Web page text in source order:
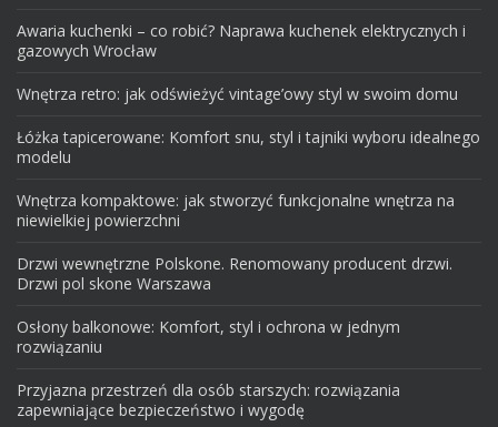
Awaria kuchenki – co robić? Naprawa kuchenek elektrycznych i
gazowych Wrocław
Wnętrza retro: jak odświeżyć vintage’owy styl w swoim domu
Łóżka tapicerowane: Komfort snu, styl i tajniki wyboru idealnego
modelu
Wnętrza kompaktowe: jak stworzyć funkcjonalne wnętrza na
niewielkiej powierzchni
Drzwi wewnętrzne Polskone. Renomowany producent drzwi.
Drzwi pol skone Warszawa
Osłony balkonowe: Komfort, styl i ochrona w jednym
rozwiązaniu
Przyjazna przestrzeń dla osób starszych: rozwiązania
zapewniające bezpieczeństwo i wygodę